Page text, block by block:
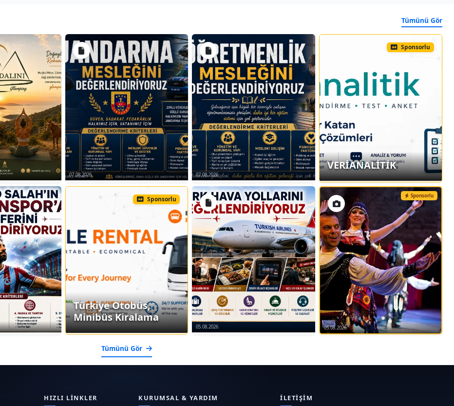
Tümünü Gör
07.08.2026 07.08.2026
Sponsorlu
VERİANALİTİK
Sponsorlu
Türkiye Otobüs,
Minibüs Kiralama
05.08.2026
Sponsorlu
05.08.2026
Tümünü Gör
HIZLI LINKLER KURUMSAL & YARDIM İLETIŞIM